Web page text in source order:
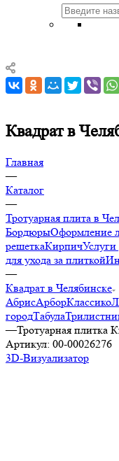
Квадрат в
Главная
—
Каталог
—
Тротуарная плита в
БордюрыОформление
решеткаКирпич
для ухода за плиткой
—
Квадрат в Челябинске
АбрисАрборКлассико
городТабула
—Тротуарная плитка
Артикул: 00-00026276
3D-Визуализатор